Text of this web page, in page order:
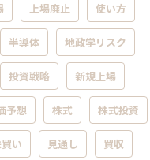
上場廃止 使い方
半導体 地政学リスク
投資戦略 新規上場
予想 株式 株式投資
い 見通し 買収